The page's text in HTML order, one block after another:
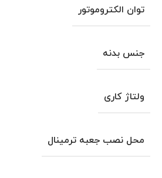
توان الکتروموتور
جنس بدنه
ولتاژ کاری
محل نصب جعبه ترمینال